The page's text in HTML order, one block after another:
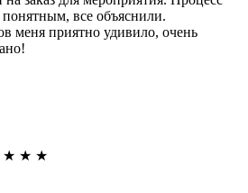
все объяснили.
меня приятно удивило, очень
★ ★ ★